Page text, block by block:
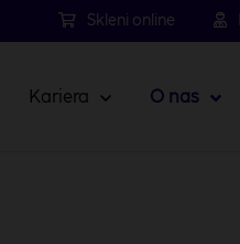
Skleni online
Kariera O nas